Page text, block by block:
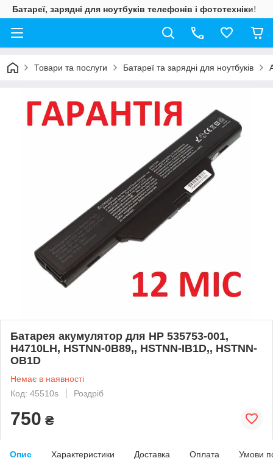
Батареї, зарядні для ноутбуків телефонів і фототехніки!
Товари та послуги Батареї та зарядні для ноутбуків
Батарея акумулятор для HP 535753-001,
H4710LH, HSTNN-0B89,, HSTNN-IB1D,, HSTNN-
OB1D
Немає в наявності
Код: 45510s
Роздріб
750 ₴
Опис Характеристики Доставка Оплата Умови